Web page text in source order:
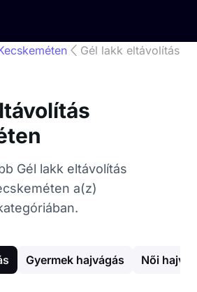
Gél lakk eltávolítás
Gél lakk eltávolítás
a(z)
Gyermek hajvágás Női